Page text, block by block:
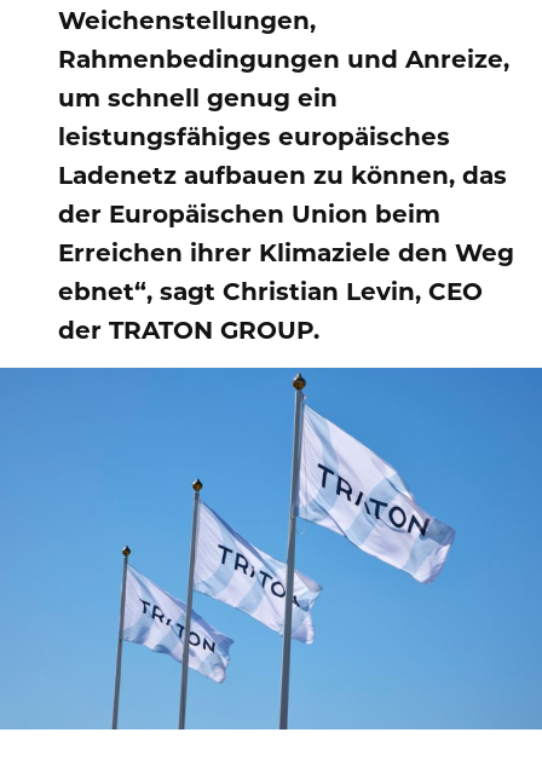
Weichenstellungen,
Rahmenbedingungen und Anreize,
um schnell genug ein
leistungsfähiges europäisches
Ladenetz aufbauen zu können, das
der Europäischen Union beim
Erreichen ihrer Klimaziele den Weg
ebnet“, sagt Christian Levin, CEO
der TRATON GROUP.